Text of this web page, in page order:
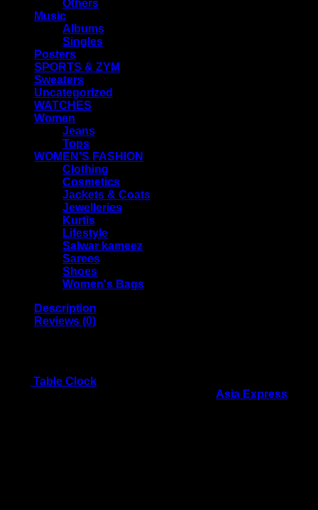
Others
Music
Albums
Singles
Posters
SPORTS & ZYM
Sweaters
Uncategorized
WATCHES
Women
Jeans
Tops
WOMEN'S FASHION
Clothing
Cosmetics
Jackets & Coats
Jewelleries
Kurtis
Lifestyle
Salwar kameez
Sarees
Shoes
Women's Bags
Description
Reviews (0)
Table Clock
Asia Express